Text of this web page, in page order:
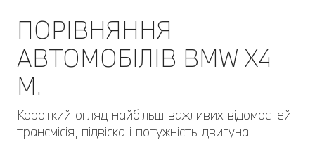
ПОРІВНЯННЯ
АВТОМОБІЛІВ BMW Х4
M.
Короткий огляд найбільш важливих відомостей:
трансмісія, підвіска і потужність двигуна.